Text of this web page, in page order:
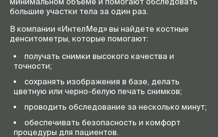
большие участки тела за один раз.
В компании «ИнтелМед» вы найдете костные
денситометры, которые помогают:
получать снимки высокого качества и
точности;
сохранять изображения в базе, делать
цветную или черно-белую печать снимков;
проводить обследование за несколько минут;
обеспечивать безопасность и комфорт
процедуры для пациентов.